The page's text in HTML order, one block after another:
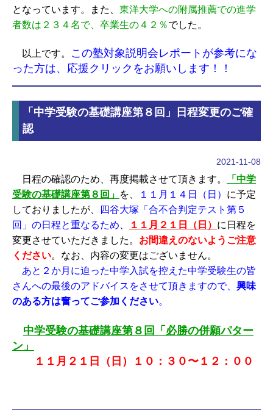
となっています。また、 東洋大学への附属推薦での進学
者数は２３４名で、卒業生の４２％でした。
以上です。
この塾対象説明会レポートが参考にな
った方は、応援クリックをお願いします！！
「中学受験の基礎講座第８回」日程変更のご確
認
2021-11-08
日程の確認のため、再度掲載させて頂きます。
「中学
受験の基礎講座第８回」 を、 １１月１４日（日） に予定
しておりましたが、
四谷大塚「合不合判定テスト第５
回」の日程と重なるため
１１月２１日（日） に日程を
変更させていただきました。 お間違えのないようご注意
ください。なお、内容の変更はございません。
あと２か月に迫った中学入試を控えた中学受験生の皆
さんへの最後のアドバイスをさせて頂きますので、 興味
のある方は奮ってご参加ください。
中学受験の基礎講座第８回「必勝の併願パター
ン」
１１月２１日（日）１０：３０〜１２：００